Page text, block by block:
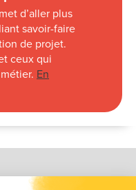
d’aller plus
savoir-faire
de projet.
ceux qui
En